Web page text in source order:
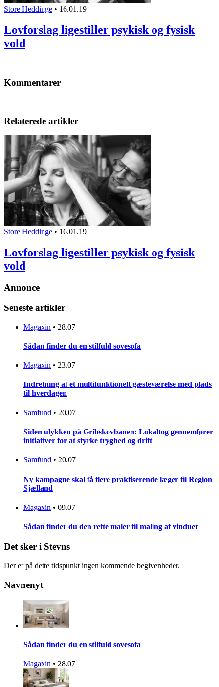
Store Heddinge • 16.01.19
Lovforslag ligestiller psykisk og fysisk
vold
Kommentarer
Relaterede artikler
Store Heddinge • 16.01.19
Lovforslag ligestiller psykisk og fysisk
vold
Annonce
Seneste artikler
Magaxin • 28.07
Sådan finder du en stilfuld sovesofa
Magaxin • 23.07
Indretning af et multifunktionelt gæsteværelse med plads
til hverdagen
Samfund • 20.07
Siden ulykken på Gribskovbanen: Lokaltog gennemfører
initiativer for at styrke tryghed og drift
Samfund • 20.07
Ny kampagne skal få flere praktiserende læger til Region
Sjælland
Magaxin • 09.07
Sådan finder du den rette maler til maling af vinduer
Det sker i Stevns
Der er på dette tidspunkt ingen kommende begivenheder.
Navnenyt
Sådan finder du en stilfuld sovesofa
Magaxin • 28.07